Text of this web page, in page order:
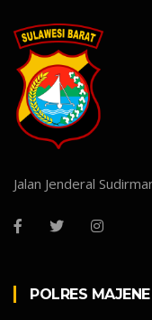
Jalan Jenderal
POLRES MAJENE